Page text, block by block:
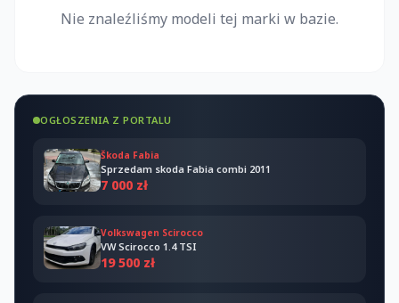
Nie znaleźliśmy modeli tej marki w bazie.
OGŁOSZENIA Z PORTALU
Škoda Fabia
Sprzedam skoda Fabia combi 2011
7 000 zł
Volkswagen Scirocco
VW Scirocco 1.4 TSI
19 500 zł